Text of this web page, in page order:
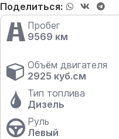
Поделиться:
Пробег
9569 км
Объём двигателя
2925 куб.см
Тип топлива
Дизель
Руль
Левый